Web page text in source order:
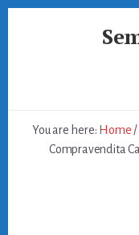
You are here: Home /
Compravendita